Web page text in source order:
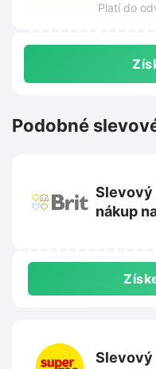
Platí do
Podobné
Slevový
nákup
Slevový